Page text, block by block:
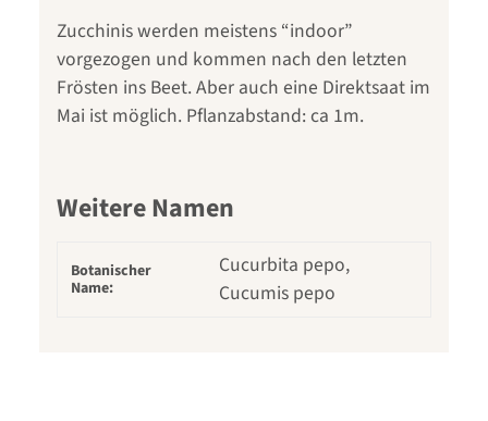
Zucchinis werden meistens “indoor”
vorgezogen und kommen nach den letzten
Frösten ins Beet. Aber auch eine Direktsaat im
Mai ist möglich. Pflanzabstand: ca 1m.
Weitere Namen
Botanischer
Name:
Cucurbita pepo,
Cucumis pepo